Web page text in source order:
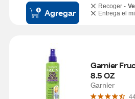
Agregar
Recoger -
Entrega el
Garnier
8.5 OZ
Garnier